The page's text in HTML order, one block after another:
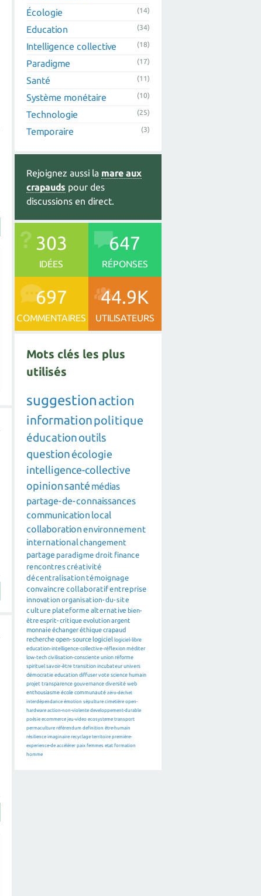
Écologie (14)
Education (34)
Intelligence collective (18)
Paradigme (17)
Santé (11)
Système monétaire (10)
Technologie (25)
Temporaire (3)
Rejoignez aussi la mare aux
crapauds pour des
discussions en direct.
303
IDÉES
647
RÉPONSES
697
COMMENTAIRES
44.9K
UTILISATEURS
Mots clés les plus
utilisés
suggestion action
informationpolitique
éducationoutils
question écologie
intelligence-collective
opinion santé médias
partage-de-connaissances
communication local
collaborationenvironnement
internationalchangement
partage paradigme droit finance
rencontrescréativité
décentralisation témoignage
convaincre collaboratifentreprise
innovation organisation-du-site
culture plateforme alternative bien-
êtreesprit-critiqueevolutionargent
monnaieéchangeréthiquecrapaud
rechercheopen-source logiciel logiciel-libre
education-intelligence-collective-réflexion méditer
low-tech civilisation-consciente union réforme
spirituel savoir-être transition incubateur univers
démocratie education diffuser vote science humain
projet transparence gouvernance diversité web
enthousiasme école communauté zéro-déchet
interdépendance émotion sépulture cimetière open-
hardware action-non-violente developpement-durable
poésie ecommerce jeu-video ecosysteme transport
permaculture référendum definition être-humain
résilience imaginaire recyclage territoire première-
experience-de accélérer paix femmes etat formation
homme